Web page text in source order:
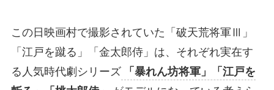
この日映画村で撮影されていた「破天荒将軍Ⅲ」
「江戸を蹴る」「金太郎侍」は、それぞれ実在す
る人気時代劇シリーズ
「暴れん坊将軍」「江戸を